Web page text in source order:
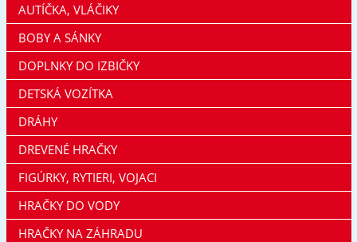
AUTÍČKA, VLÁČIKY
BOBY A SÁNKY
DOPLNKY DO IZBIČKY
DETSKÁ VOZÍTKA
DRÁHY
DREVENÉ HRAČKY
FIGÚRKY, RYTIERI, VOJACI
HRAČKY DO VODY
HRAČKY NA ZÁHRADU